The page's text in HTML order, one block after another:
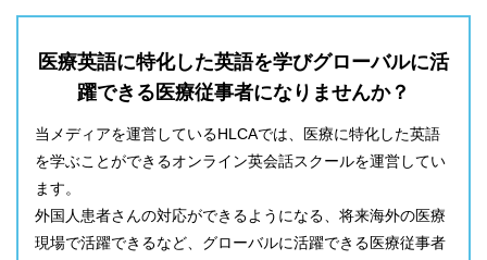
医療英語に特化した英語を学びグローバルに活
躍できる医療従事者になりませんか？
当メディアを運営しているHLCAでは、医療に特化した英語
を学ぶことができるオンライン英会話スクールを運営してい
ます。
外国人患者さんの対応ができるようになる、将来海外の医療
現場で活躍できるなど、グローバルに活躍できる医療従事者